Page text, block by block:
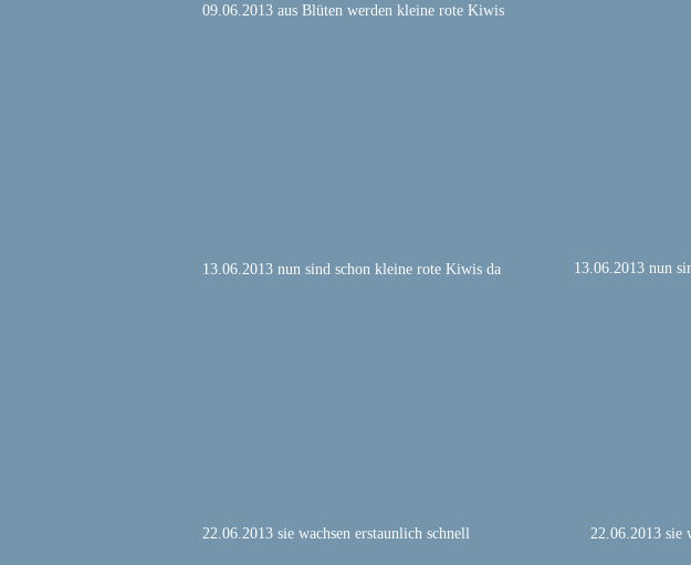
09.06.2013 aus Blüten werden kleine rote Kiwis
13.06.2013 nun sind schon kleine rote Kiwis da 13.06.2013 nun
22.06.2013 sie wachsen erstaunlich schnell 22.06.2013 sie